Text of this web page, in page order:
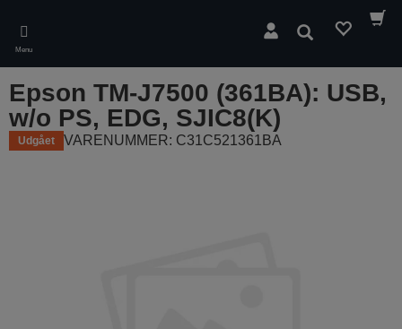
main
content
Menu
Søg
Epson TM-J7500 (361BA): USB,
w/o PS, EDG, SJIC8(K)
Udgået VARENUMMER: C31C521361BA